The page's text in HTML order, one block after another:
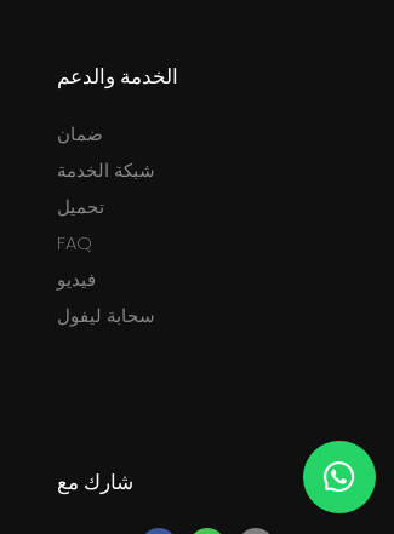
الخدمة والدعم
ضمان
شبكة الخدمة
تحميل
FAQ
فيديو
سحابة ليفول
شارك مع